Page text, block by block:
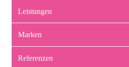
Leistungen
Marken
Referenzen